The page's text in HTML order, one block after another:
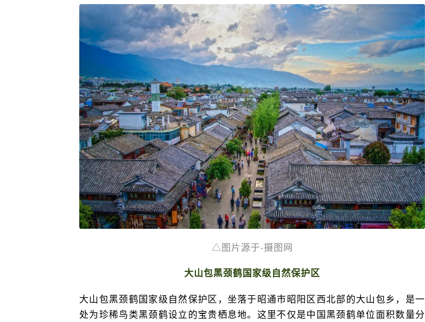
△图片源于-摄图网
大山包黑颈鹤国家级自然保护区
大山包黑颈鹤国家级自然保护区，坐落于昭通市昭阳区西北部的大山包乡，是一
处为珍稀鸟类黑颈鹤设立的宝贵栖息地。这里不仅是中国黑颈鹤单位面积数量分